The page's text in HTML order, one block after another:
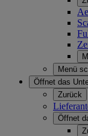
Menü
Öffnet das
Zurück
Öffnet